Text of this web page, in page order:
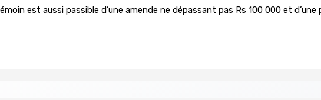
est aussi passible d’une amende ne dépassant pas Rs 100 000 et